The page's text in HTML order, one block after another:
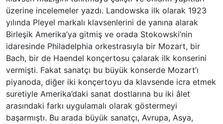
üzerine incelemeler yazdı. Landowska ilk olarak 1923
yılında Pleyel markalı klavsenlerini de yanına alarak
Birleşik Amerika’ya gitmiş ve orada Stokowski’nin
idaresinde Philadelphia orkestrasıyla bir Mozart, bir
Bach, bir de Haendel konçertosu çalarak ilk konserini
vermişti. Fakat sanatçı bu büyük konserde Mozart’ı
piyanoda, diğer iki konçertoyu da klavsende icra etmek
suretiyle Amerika’daki sanat dostlarına bu iki âlet
arasındaki farkı uygulamalı olarak göstermeyi
başarmıştı. Bu arada büyük sanatçı, Avrupa, Asya,